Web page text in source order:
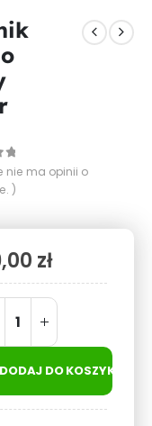
5
nie ma opinii o
)
zł
DODAJ DO KOSZYKA